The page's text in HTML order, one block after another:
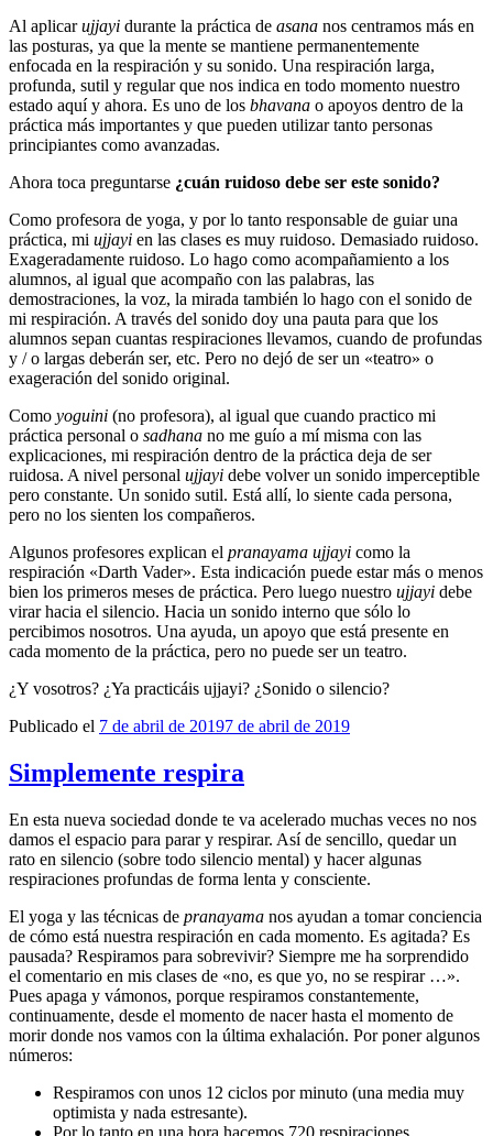
Al aplicarujjayi durante la práctica de asana nos centramos más en
las posturas, ya que la mente se mantiene permanentemente
enfocada en la respiración y su sonido. Una respiración larga,
profunda, sutil y regular que nos indica en todo momento nuestro
estado aquí y ahora. Es uno de los bhavana o apoyos dentro de la
práctica más importantes y que pueden utilizar tanto personas
principiantes como avanzadas.
Ahora toca preguntarse ¿cuán ruidoso debe ser este sonido?
Como profesora de yoga, y por lo tanto responsable de guiar una
práctica, mi ujjayi en las clases es muy ruidoso. Demasiado ruidoso.
Exageradamente ruidoso. Lo hago como acompañamiento a los
alumnos, al igual que acompaño con las palabras, las
demostraciones, la voz, la mirada también lo hago con el sonido de
mi respiración. A través del sonido doy una pauta para que los
alumnos sepan cuantas respiraciones llevamos, cuando de profundas
y / o largas deberán ser, etc. Pero no dejó de ser un «teatro» o
exageración del sonido original.
Como yoguini (no profesora), al igual que cuando practico mi
práctica personal o sadhana no me guío a mí misma con las
explicaciones, mi respiración dentro de la práctica deja de ser
ruidosa. A nivel personal ujjayi debe volver un sonido imperceptible
pero constante. Un sonido sutil. Está allí, lo siente cada persona,
pero no los sienten los compañeros.
Algunos profesores explican el pranayama ujjayi como la
respiración «Darth Vader». Esta indicación puede estar más o menos
bien los primeros meses de práctica. Pero luego nuestro ujjayi debe
virar hacia el silencio. Hacia un sonido interno que sólo lo
percibimos nosotros. Una ayuda, un apoyo que está presente en
cada momento de la práctica, pero no puede ser un teatro.
¿Y vosotros? ¿Ya practicáis ujjayi? ¿Sonido o silencio?
Publicado el 7 de abril de 20197 de abril de 2019
Simplemente respira
En esta nueva sociedad donde te va acelerado muchas veces no nos
damos el espacio para parar y respirar. Así de sencillo, quedar un
rato en silencio (sobre todo silencio mental) y hacer algunas
respiraciones profundas de forma lenta y consciente.
El yoga y las técnicas de pranayama nos ayudan a tomar conciencia
de cómo está nuestra respiración en cada momento. Es agitada? Es
pausada? Respiramos para sobrevivir? Siempre me ha sorprendido
el comentario en mis clases de «no, es que yo, no se respirar …».
Pues apaga y vámonos, porque respiramos constantemente,
continuamente, desde el momento de nacer hasta el momento de
morir donde nos vamos con la última exhalación. Por poner algunos
números:
Respiramos con unos 12 ciclos por minuto (una media muy
optimista y nada estresante).